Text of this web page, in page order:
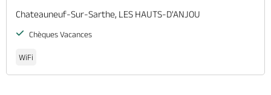
Chateauneuf-Sur-Sarthe, LES HAUTS-D'ANJOU
Chèques Vacances
WiFi